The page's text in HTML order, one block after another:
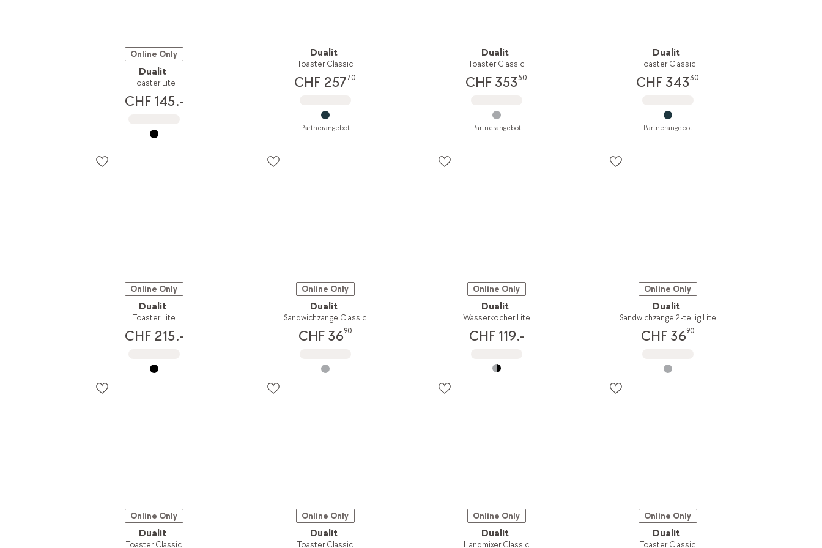
Online Only
Dualit
Toaster Lite
CHF 145.-
Dualit
Toaster Classic
CHF 25770
Partnerangebot
Dualit
Toaster Classic
CHF 35350
Partnerangebot
Dualit
Toaster Classic
CHF 34330
Partnerangebot
Online Only
Dualit
Toaster Lite
CHF 215.-
Online Only
Dualit
Sandwichzange Classic
CHF 3690
Online Only
Dualit
Wasserkocher Lite
CHF 119.-
Online Only
Dualit
Sandwichzange 2-teilig Lite
CHF 3690
Online Only
Dualit
Toaster Classic
Online Only
Dualit
Toaster Classic
Online Only
Dualit
Handmixer Classic
Online Only
Dualit
Toaster Classic